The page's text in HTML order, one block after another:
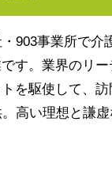
・903事業所で介
す。業界のリ
を駆使して、
高い理想と謙